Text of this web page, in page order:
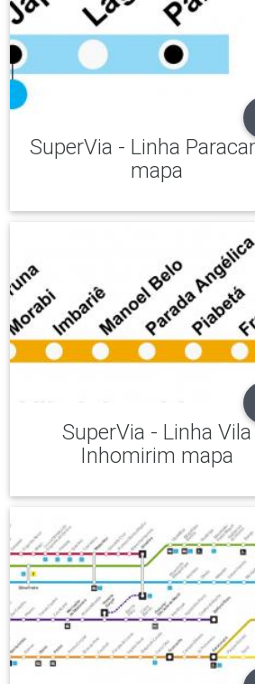
SuperVia - Linha
mapa
SuperVia - Linha Vila
Inhomirim mapa